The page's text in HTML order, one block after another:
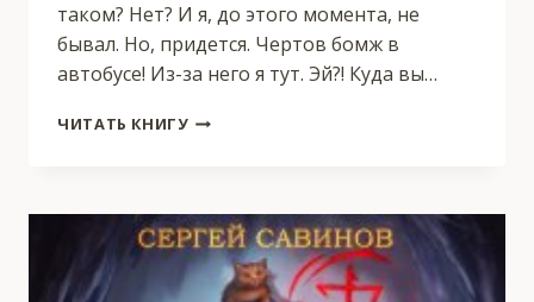
таком? Нет? И я, до этого момента, не
бывал. Но, придется. Чертов бомж в
автобусе! Из-за него я тут. Эй?! Куда вы…
ЧИТАТЬ КНИГУМИР